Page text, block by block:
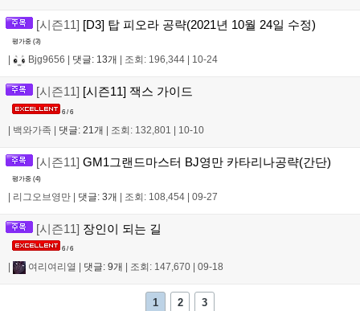
[시즌11] [D3] 탑 피오라 공략(2021년 10월 24일 수정)
평가중 (3)
Bjg9656 댓글: 13개 조회: 196,344 10-24
[시즌11] [시즌11] 잭스 가이드
6 / 6
| 백와가족 | 댓글: 21개 | 조회: 132,801 | 10-10
[시즌11] GM1그랜드마스터 BJ영만 카타리나공략(간단)
평가중 (4)
리그오브영만 댓글: 3개 조회: 108,454 09-27
[시즌11] 장인이 되는 길
6 / 6
여리여리열 댓글: 9개 조회: 147,670 09-18
1 2 3